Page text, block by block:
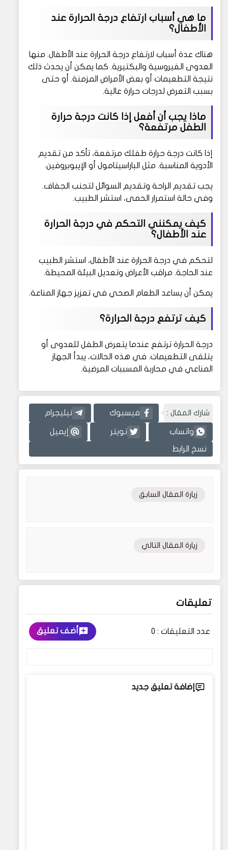
ما هي أسباب ارتفاع درجة الحرارة عند
الأطفال؟
هناك عدة أسباب لارتفاع درجة الحرارة عند الأطفال. منها
العدوى الفيروسية والبكتيرية. كما يمكن أن يحدث ذلك
نتيجة التطعيمات أو بعض الأمراض المزمنة. أو حتى
بسبب التعرض لدرجات حرارة عالية.
ماذا يجب أن أفعل إذا كانت درجة حرارة
الطفل مرتفعة؟
إذا كانت درجة حرارة طفلك مرتفعة، تأكد من تقديم
الأدوية المناسبة. مثل الباراسيتامول أو الإيبوبروفين.
يجب تقديم الراحة وتقديم السوائل لتجنب الجفاف.
وفي حالة استمرار الحمى، استشر الطبيب.
كيف يمكنني التحكم في درجة الحرارة
عند الأطفال؟
لتحكم في درجة الحرارة عند الأطفال، استشر الطبيب
عند الحاجة. مراقب الأعراض وتعديل البيئة المحيطة.
يمكن أن يساعد الطعام الصحي في تعزيز جهاز المناعة.
كيف ترتفع درجة الحرارة؟
درجة الحرارة ترتفع عندما يتعرض الطفل للعدوى أو
يتلقى التطعيمات. في هذه الحالات، يبدأ الجهاز
المناعي في محاربة المسببات المرضية.
شارك المقال : فيسبوك تيليجرام
واتساب تويتر إيميل
نسخ الرابط
زيارة المقال السابق
زيارة المقال التالي
تعليقات
عدد التعليقات : 0 أضف تعليق
إضافة تعليق جديد